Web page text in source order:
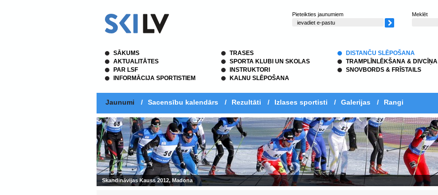
Pieteikties jaunumiem Meklēt
SĀKUMS
AKTUALITĀTES
PAR LSF
INFORMĀCIJA SPORTISTIEM
TRASES
SPORTA KLUBI UN SKOLAS
INSTRUKTORI
KALNU SLĒPOŠANA
DISTANČU SLĒPOŠANA
TRAMPLĪNLĒKŠANA & DIVCĪŅA
SNOVBORDS & FRĪSTAILS
Jaunumi / Sacensību kalendārs / Rezultāti / Izlases sportisti / Galerijas / Rangi
Skandināvijas Kauss 2012, Madona